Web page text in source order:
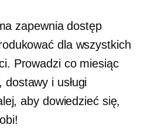
zapewnia dostęp
dla wszystkich
Prowadzi co miesiąc
dostawy i usługi
aby dowiedzieć się,